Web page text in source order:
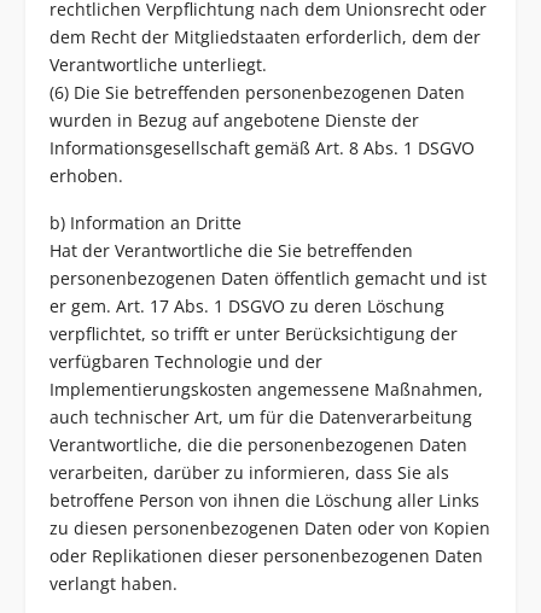
rechtlichen Verpflichtung nach dem Unionsrecht oder
dem Recht der Mitgliedstaaten erforderlich, dem der
Verantwortliche unterliegt.
(6) Die Sie betreffenden personenbezogenen Daten
wurden in Bezug auf angebotene Dienste der
Informationsgesellschaft gemäß Art. 8 Abs. 1 DSGVO
erhoben.
b) Information an Dritte
Hat der Verantwortliche die Sie betreffenden
personenbezogenen Daten öffentlich gemacht und ist
er gem. Art. 17 Abs. 1 DSGVO zu deren Löschung
verpflichtet, so trifft er unter Berücksichtigung der
verfügbaren Technologie und der
Implementierungskosten angemessene Maßnahmen,
auch technischer Art, um für die Datenverarbeitung
Verantwortliche, die die personenbezogenen Daten
verarbeiten, darüber zu informieren, dass Sie als
betroffene Person von ihnen die Löschung aller Links
zu diesen personenbezogenen Daten oder von Kopien
oder Replikationen dieser personenbezogenen Daten
verlangt haben.